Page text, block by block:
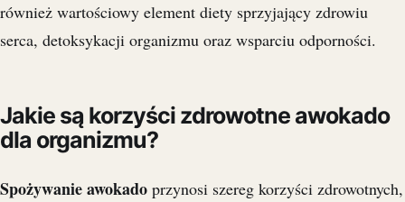
również wartościowy element diety sprzyjający zdrowiu
serca, detoksykacji organizmu oraz wsparciu odporności.
Jakie są korzyści zdrowotne awokado
dla organizmu?
Spożywanie awokado przynosi szereg korzyści zdrowotnych,